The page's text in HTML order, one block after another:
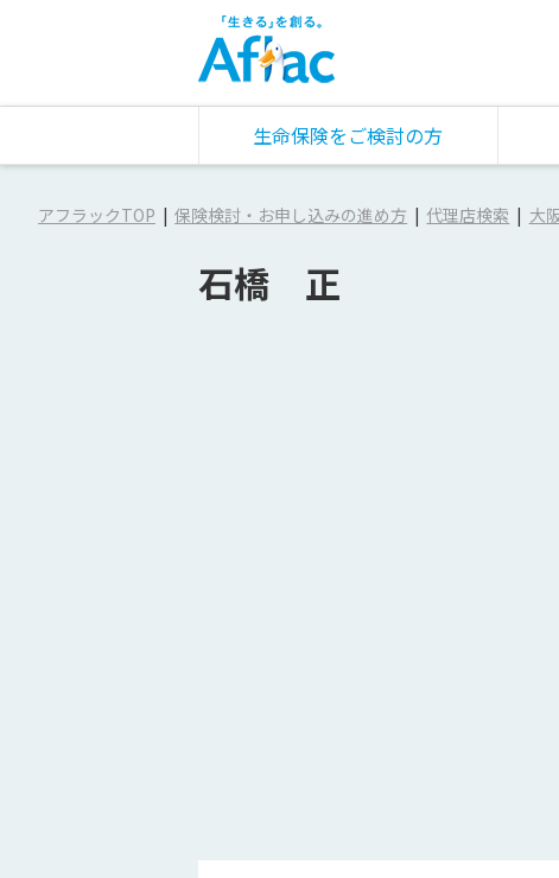
生命保険をご検討の方
アフラックTOP 保険検討・お申し込みの進め方 代理店検索 大
石橋 正